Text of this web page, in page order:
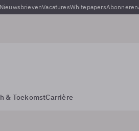
NieuwsbrievenVacaturesWhitepapersAbonneren
& ToekomstCarrière